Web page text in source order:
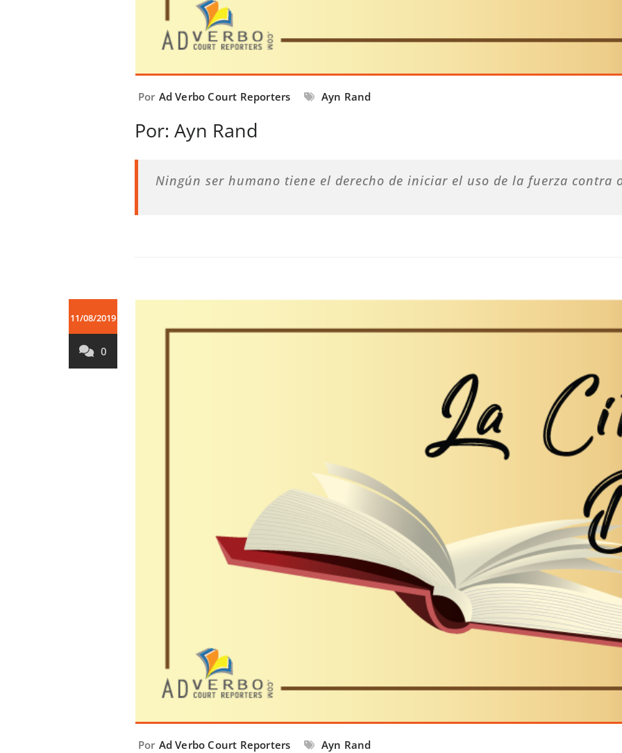
Por Ad Verbo Court Reporters Ayn Rand
Por: Ayn Rand
Ningún ser humano tiene el derecho de iniciar el uso de la fuerza contra
11/08/2019
0
Por Ad Verbo Court Reporters Ayn Rand